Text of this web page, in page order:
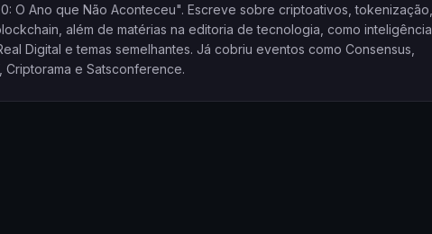
O Ano que Não Aconteceu". Escreve sobre criptoativos, tokenização,
além de matérias na editoria de tecnologia, como inteligência
Digital e temas semelhantes. Já cobriu eventos como Consensus,
Criptorama e Satsconference.